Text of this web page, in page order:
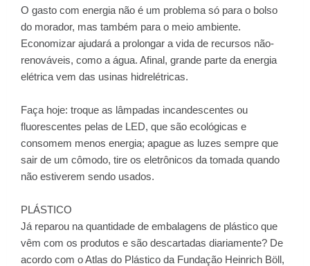
O gasto com energia não é um problema só para o bolso
do morador, mas também para o meio ambiente.
Economizar ajudará a prolongar a vida de recursos não-
renováveis, como a água. Afinal, grande parte da energia
elétrica vem das usinas hidrelétricas.
Faça hoje: troque as lâmpadas incandescentes ou
fluorescentes pelas de LED, que são ecológicas e
consomem menos energia; apague as luzes sempre que
sair de um cômodo, tire os eletrônicos da tomada quando
não estiverem sendo usados.
PLÁSTICO
Já reparou na quantidade de embalagens de plástico que
vêm com os produtos e são descartadas diariamente? De
acordo com o Atlas do Plástico da Fundação Heinrich Böll,